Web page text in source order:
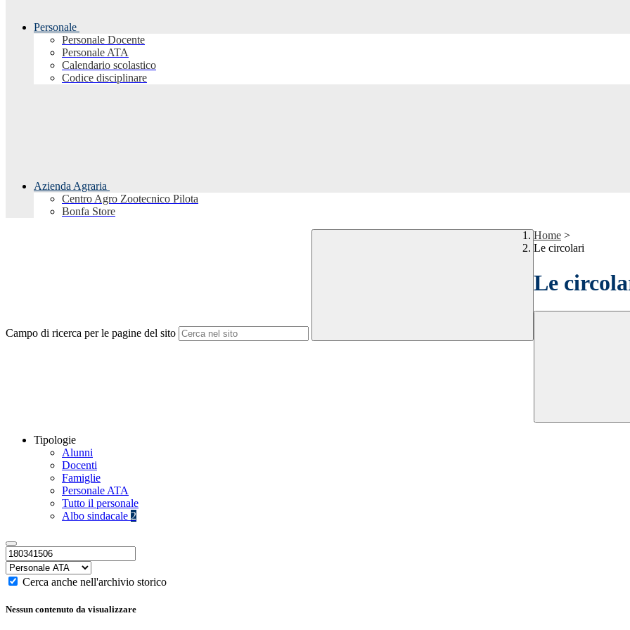
Personale
Personale Docente
Personale ATA
Calendario scolastico
Codice disciplinare
Azienda Agraria
Centro Agro Zootecnico Pilota
Bonfa Store
Campo di ricerca per le pagine del sito
Home >
Le circolari
Le
Tipologie
Alunni
Docenti
Famiglie
Personale ATA
Tutto il personale
Albo sindacale 2
Cerca anche nell'archivio storico
Nessun contenuto da visualizzare